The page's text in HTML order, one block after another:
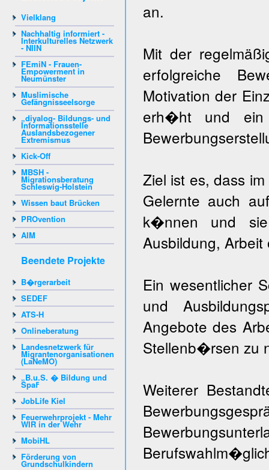
Vielklang
Nachhaltig informiert -
Interkulturelles Netzwerk
- NIIN
FEmiN - Frauen-
Empowerment in
Neumünster
Muslimische
Gefängnisseelsorge
„diyalog- Bildungs- und
Informationsstelle
Auslandsbezogener
Extremismus
Kick-Off
MBSH -
Migrationsberatung
Schleswig-Holstein
Wissen baut Brücken
PROvention
AIM
Beendete Projekte
B�rgerarbeit
SEDEF
ATS-H
Onlineberatung
Landesnetzwerk für
Migrantenorganisationen
(LaNeMO)
„B.u.S. � Bildung und
Spaߓ
JobLife Kiel
Feuerwehrprojekt - Mehr
WIR in der Wehr
MobiHL
Förderung von
Grundschulkindern
an.
Mit der
erfolgreiche
Motivation der
erh�ht und ein
Ziel ist es, dass
Gelernte auch
k�nnen und
Ausbildung,
Ein wesentlicher
und
Angebote des
Stellenb�rsen zu
Weiterer